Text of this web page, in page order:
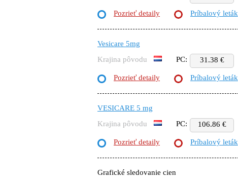
Pozrieť detaily Príbalový leták
Vesicare 5mg
Krajina pôvodu
PC: 31.38 €
Pozrieť detaily Príbalový leták
VESICARE 5 mg
Krajina pôvodu
PC: 106.86 €
Pozrieť detaily Príbalový leták
Grafické sledovanie cien